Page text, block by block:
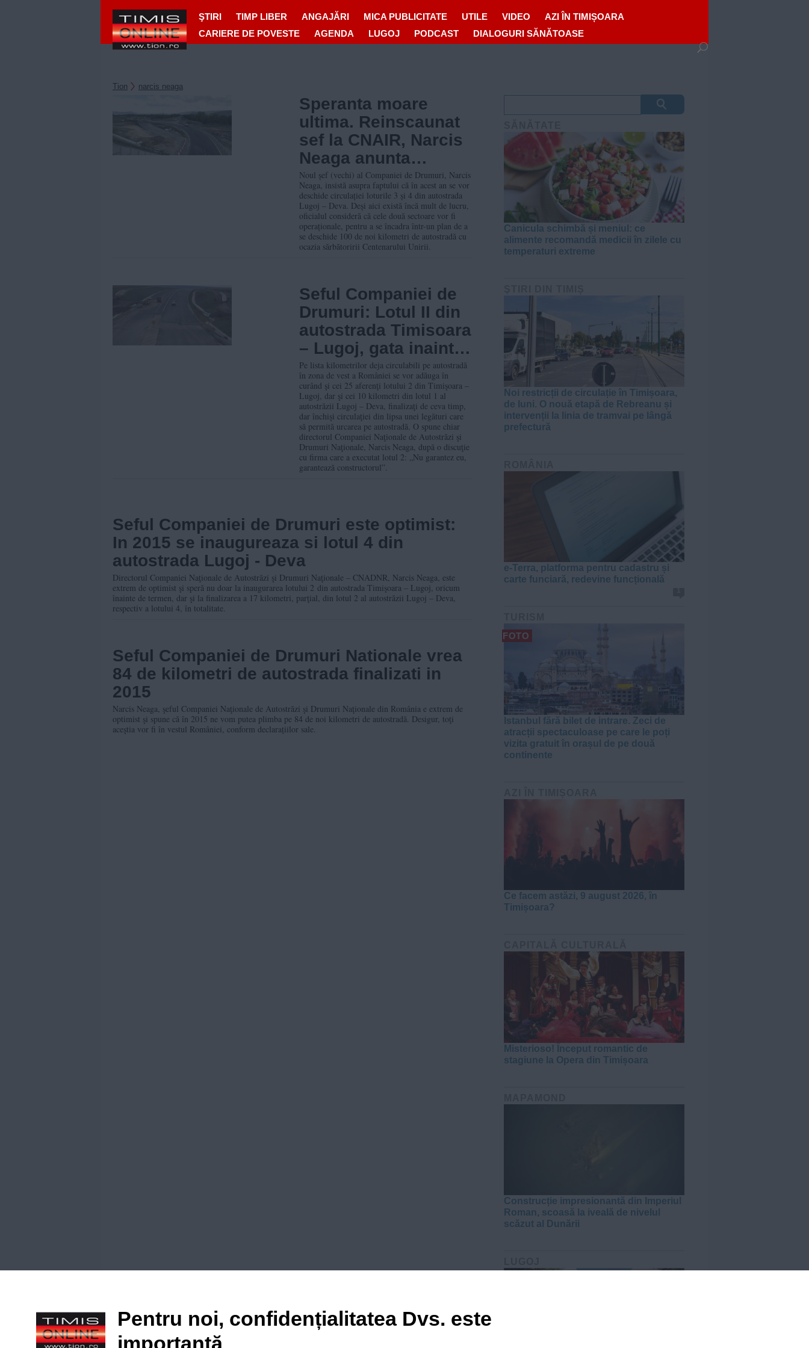
ŞTIRI TIMP LIBER ANGAJĂRI MICA PUBLICITATE UTILE VIDEO
AZI ÎN TIMIȘOARA
CARIERE DE POVESTE
AGENDA LUGOJ PODCAST DIALOGURI SĂNĂTOASE
Tion narcis neaga
Speranta moare
ultima. Reinscaunat
sef la CNAIR, Narcis
Neaga anunta
terminarea loturilor 3
si 4 din Lugoj – Deva
in acest an
Noul șef (vechi) al Companiei de Drumuri, Narcis
Neaga, insistă asupra faptului că în acest an se vor
deschide circulației loturile 3 și 4 din autostrada
Lugoj – Deva. Deși aici există încă mult de lucru,
oficialul consideră că cele două sectoare vor fi
operaționale, pentru a se încadra într-un plan de a
se deschide 100 de noi kilometri de autostradă cu
ocazia sărbătoririi Centenarului Unirii.
Seful Companiei de
Drumuri: Lotul II din
autostrada Timisoara
– Lugoj, gata inainte
de termen
Pe lista kilometrilor deja circulabili pe autostradă
în zona de vest a României se vor adăuga în
curând şi cei 25 aferenţi lotului 2 din Timişoara –
Lugoj, dar şi cei 10 kilometri din lotul 1 al
autostrăzii Lugoj – Deva, finalizaţi de ceva timp,
dar închişi circulaţiei din lipsa unei legături care
să permită urcarea pe autostradă. O spune chiar
directorul Companiei Naţionale de Autostrăzi şi
Drumuri Naţionale, Narcis Neaga, după o discuţie
cu firma care a executat lotul 2: „Nu garantez eu,
garantează constructorul”.
Seful Companiei de Drumuri este optimist:
In 2015 se inaugureaza si lotul 4 din
autostrada Lugoj - Deva
Directorul Companiei Naţionale de Autostrăzi şi Drumuri Naţionale – CNADNR, Narcis Neaga, este
extrem de optimist şi speră nu doar la inaugurarea lotului 2 din autostrada Timişoara – Lugoj, oricum
înainte de termen, dar şi la finalizarea a 17 kilometri, parţial, din lotul 2 al autostrăzii Lugoj – Deva,
respectiv a lotului 4, în totalitate.
Seful Companiei de Drumuri Nationale vrea
84 de kilometri de autostrada finalizati in
2015
Narcis Neaga, şeful Companiei Naţionale de Autostrăzi şi Drumuri Naţionale din România e extrem de
optimist şi spune că în 2015 ne vom putea plimba pe 84 de noi kilometri de autostradă. Desigur, toţi
aceştia vor fi în vestul României, conform declarațiilor sale.
Canicula schimbă și meniul: ce
alimente recomandă medicii în zilele cu
temperaturi extreme
Noi restricții de circulație în Timișoara,
de luni. O nouă etapă de Rebreanu și
intervenții la linia de tramvai pe lângă
prefectură
e-Terra, platforma pentru cadastru și
carte funciară, redevine funcțională
FOTO
Istanbul fără bilet de intrare. Zeci de
atracții spectaculoase pe care le poți
vizita gratuit în orașul de pe două
continente
Ce facem astăzi, 9 august 2026, în
Timișoara?
Misterioso! Început romantic de
stagiune la Opera din Timișoara
Construcție impresionantă din Imperiul
Roman, scoasă la iveală de nivelul
scăzut al Dunării
Pentru noi, confidențialitatea Dvs. este
importantă